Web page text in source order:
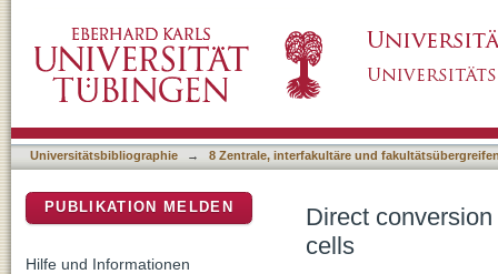
Universitätsbibliographie → 8 Zentrale, interfakultäre und
Direct
cells
PUBLIKATION MELDEN
Hilfe und Informationen